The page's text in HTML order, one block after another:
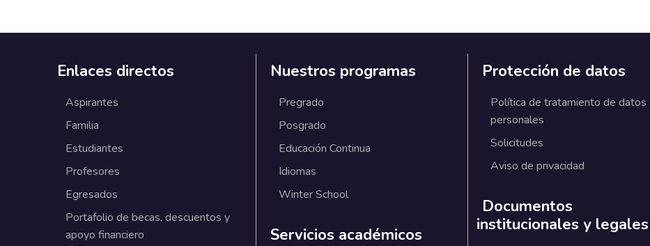
Enlaces directos
Aspirantes
Familia
Estudiantes
Profesores
Egresados
Portafolio de becas, descuentos y
apoyo financiero
Nuestros programas
Pregrado
Posgrado
Educación Continua
Idiomas
Winter School
Servicios académicos
Protección de datos
Política de tratamiento de datos
personales
Solicitudes
Aviso de privacidad
Documentos
institucionales y legales